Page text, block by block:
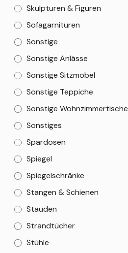
Skulpturen & Figuren
Sofagarnituren
Sonstige
Sonstige Anlässe
Sonstige Sitzmöbel
Sonstige Teppiche
Sonstige Wohnzimmertische
Sonstiges
Spardosen
Spiegel
Spiegelschränke
Stangen & Schienen
Stauden
Strandtücher
Stühle